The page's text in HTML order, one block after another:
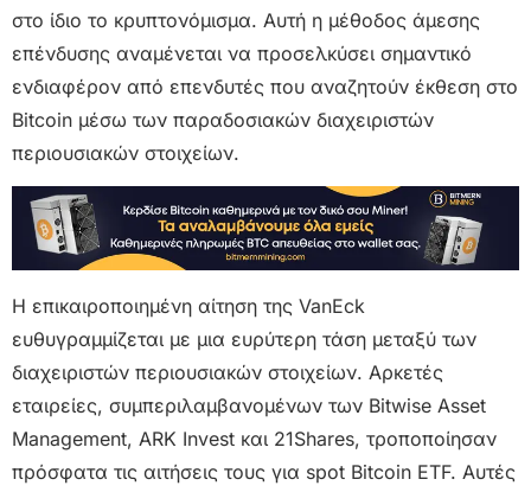
στο ίδιο το κρυπτονόμισμα. Αυτή η μέθοδος άμεσης
επένδυσης αναμένεται να προσελκύσει σημαντικό
ενδιαφέρον από επενδυτές που αναζητούν έκθεση στο
Bitcoin μέσω των παραδοσιακών διαχειριστών
περιουσιακών στοιχείων.
Η επικαιροποιημένη αίτηση της VanEck
ευθυγραμμίζεται με μια ευρύτερη τάση μεταξύ των
διαχειριστών περιουσιακών στοιχείων. Αρκετές
εταιρείες, συμπεριλαμβανομένων των Bitwise Asset
Management, ARK Invest και 21Shares, τροποποίησαν
πρόσφατα τις αιτήσεις τους για spot Bitcoin ETF. Αυτές